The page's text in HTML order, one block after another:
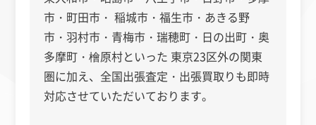
市・町田市・ 稲城市・福生市・あきる野
市・羽村市・青梅市・瑞穂町・日の出町・奥
多摩町・檜原村といった 東京23区外の関東
圏に加え、全国出張査定・出張買取りも即時
対応させていただいております。